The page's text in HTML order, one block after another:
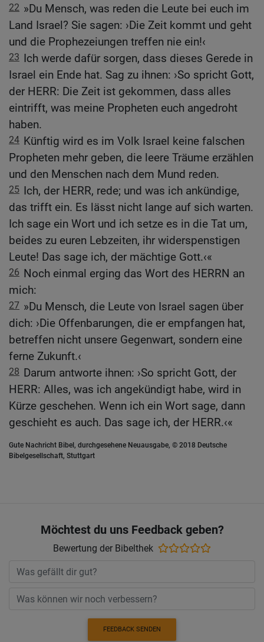
22 »Du Mensch, was reden die Leute bei euch im
Land Israel? Sie sagen: ›Die Zeit kommt und geht
und die Prophezeiungen treffen nie ein!‹
23 Ich werde dafür sorgen, dass dieses Gerede in
Israel ein Ende hat. Sag zu ihnen: ›So spricht Gott,
der HERR: Die Zeit ist gekommen, dass alles
eintrifft, was meine Propheten euch angedroht
haben.
24 Künftig wird es im Volk Israel keine falschen
Propheten mehr geben, die leere Träume erzählen
und den Menschen nach dem Mund reden.
25 Ich, der HERR, rede; und was ich ankündige,
das trifft ein. Es lässt nicht lange auf sich warten.
Ich sage ein Wort und ich setze es in die Tat um,
beides zu euren Lebzeiten, ihr widerspenstigen
Leute! Das sage ich, der mächtige Gott.‹«
26 Noch einmal erging das Wort des HERRN an
mich:
27 »Du Mensch, die Leute von Israel sagen über
dich: ›Die Offenbarungen, die er empfangen hat,
betreffen nicht unsere Gegenwart, sondern eine
ferne Zukunft.‹
28 Darum antworte ihnen: ›So spricht Gott, der
HERR: Alles, was ich angekündigt habe, wird in
Kürze geschehen. Wenn ich ein Wort sage, dann
geschieht es auch. Das sage ich, der HERR.‹«
Gute Nachricht Bibel, durchgesehene Neuausgabe, © 2018 Deutsche
Bibelgesellschaft, Stuttgart
Möchtest du uns Feedback geben?
Bewertung der Bibelthek
FEEDBACK SENDEN